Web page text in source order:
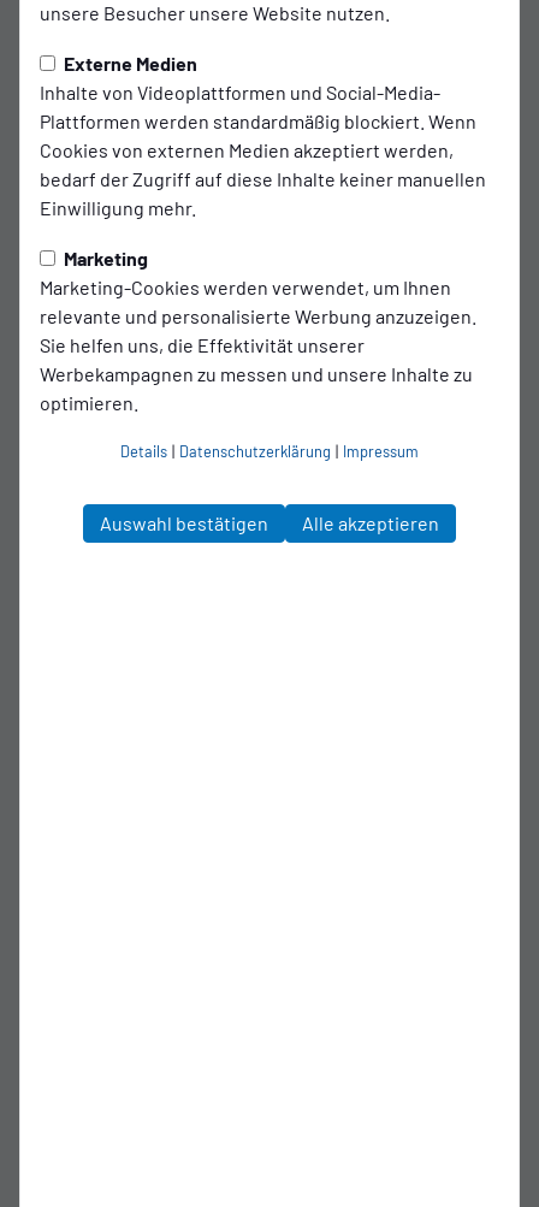
unsere Besucher unsere Website nutzen.
Externe Medien
Inhalte von Videoplattformen und Social-Media-
Plattformen werden standardmäßig blockiert. Wenn
Cookies von externen Medien akzeptiert werden,
bedarf der Zugriff auf diese Inhalte keiner manuellen
Einwilligung mehr.
Marketing
Marketing-Cookies werden verwendet, um Ihnen
relevante und personalisierte Werbung anzuzeigen.
Sie helfen uns, die Effektivität unserer
Werbekampagnen zu messen und unsere Inhalte zu
optimieren.
Details | Datenschutzerklärung | Impressum
Auswahl bestätigen Alle akzeptieren